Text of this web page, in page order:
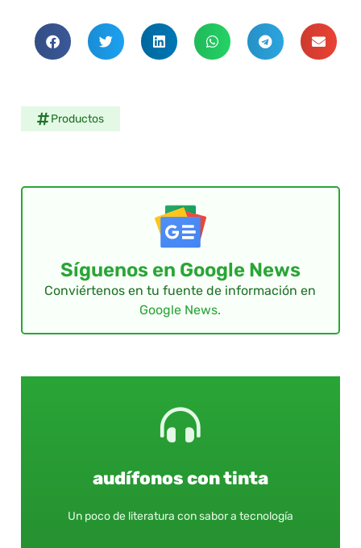
Productos
Síguenos en Google News
Conviértenos en tu fuente de información en
Google News.
audífonos con tinta
Un poco de literatura con sabor a tecnología